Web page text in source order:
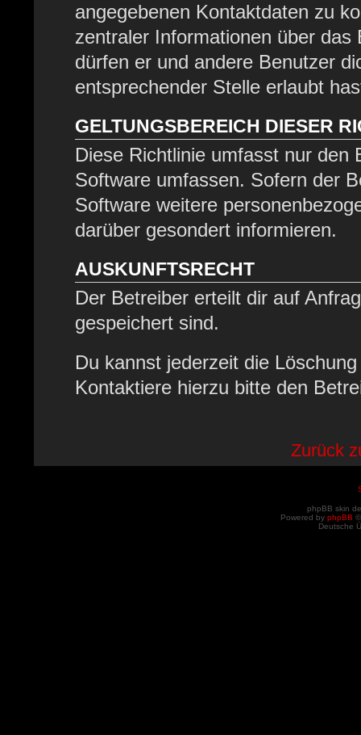
angegebenen Kontaktdaten zu
zentraler Informationen über
dürfen er und andere Benutzer
entsprechender Stelle erlaubt
GELTUNGSBEREICH DIESER
Diese Richtlinie umfasst nur den
Software umfassen. Sofern der
Software weitere
darüber gesondert informieren.
AUSKUNFTSRECHT
Der Betreiber erteilt dir auf
gespeichert sind.
Du kannst jederzeit die
Kontaktiere hierzu bitte den
Zurück
phpBB skin
Powered by phpBB
Deutsche